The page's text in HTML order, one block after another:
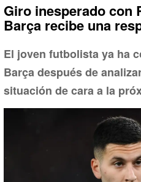
Giro inesperado con
Barça recibe una
El joven futbolista ya ha
Barça después de
situación de cara a la